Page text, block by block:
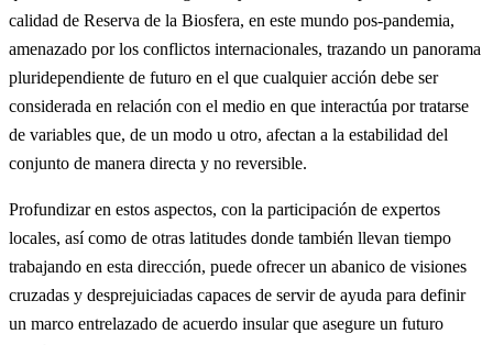
calidad de Reserva de la Biosfera, en este mundo pos-pandemia,
amenazado por los conflictos internacionales, trazando un panorama
pluridependiente de futuro en el que cualquier acción debe ser
considerada en relación con el medio en que interactúa por tratarse
de variables que, de un modo u otro, afectan a la estabilidad del
conjunto de manera directa y no reversible.
Profundizar en estos aspectos, con la participación de expertos
locales, así como de otras latitudes donde también llevan tiempo
trabajando en esta dirección, puede ofrecer un abanico de visiones
cruzadas y desprejuiciadas capaces de servir de ayuda para definir
un marco entrelazado de acuerdo insular que asegure un futuro